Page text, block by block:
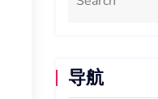
导航